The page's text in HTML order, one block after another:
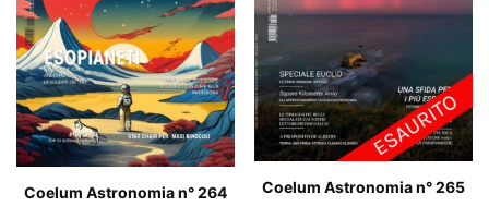
Coelum Astronomia n° 264
Coelum Astronomia n° 265